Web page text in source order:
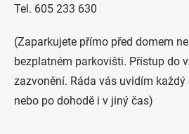
Tel. 605 233 630
(Zaparkujete přímo před domem
bezplatném parkovišti. Přístup do
zazvonění. Ráda vás uvidím každý
nebo po dohodě i v jiný čas)